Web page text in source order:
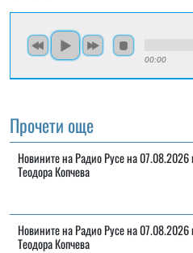
00:00
Прочети още
Новините на Радио Русе на 07.08.2026
Теодора Копчева
Новините на Радио Русе на 07.08.2026
Теодора Копчева